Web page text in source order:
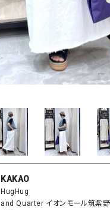
KAKAO
HugHug
and Quarter イオンモール筑紫